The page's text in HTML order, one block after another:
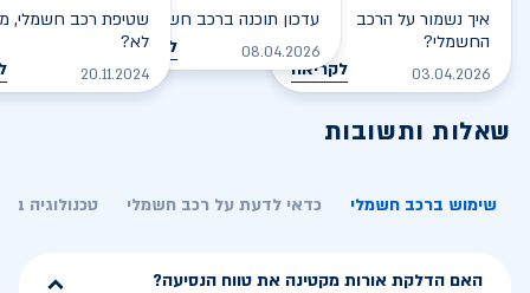
איך נשמור על הרכב
החשמלי?
03.04.2026 לקריאה
עדכון תוכנה ברכב חשמלי
08.04.2026 לקריאה
שטיפת רכב חשמלי,
לא?
20.11.2024
שאלות ותשובות
שימוש ברכב חשמלי כדאי לדעת על רכב חשמלי טכנולוגיה
האם הדלקת אורות מקטינה את טווח הנסיעה?